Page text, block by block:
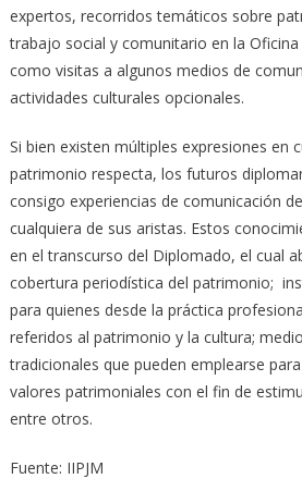
expertos, recorridos temáticos sobre
trabajo social y comunitario en la
como visitas a algunos medios de
actividades culturales opcionales.
Si bien existen múltiples expresiones en
patrimonio respecta, los futuros
consigo experiencias de comunicación
cualquiera de sus aristas. Estos
en el transcurso del Diplomado, el cual
cobertura periodística del patrimonio;
para quienes desde la práctica
referidos al patrimonio y la cultura;
tradicionales que pueden emplearse
valores patrimoniales con el fin de
entre otros.
Fuente: IIPJM